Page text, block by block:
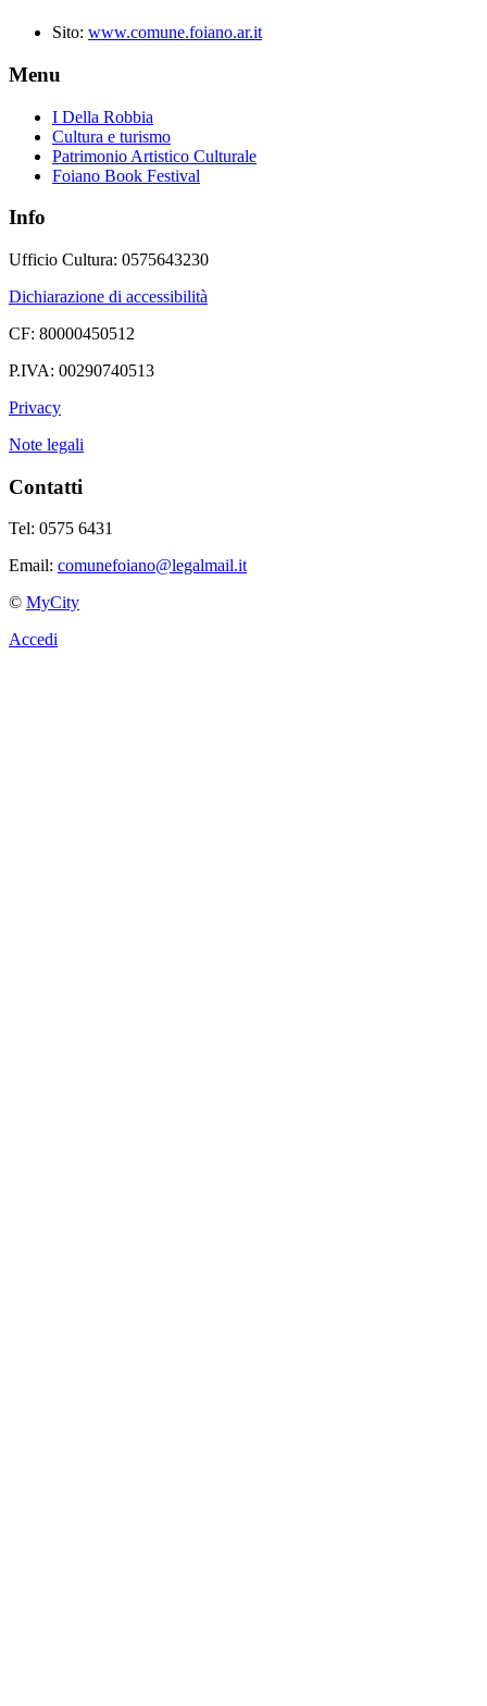
Sito: www.comune.foiano.ar.it
Menu
I Della Robbia
Cultura e turismo
Patrimonio Artistico Culturale
Foiano Book Festival
Info
Ufficio Cultura: 0575643230
Dichiarazione di accessibilità
CF: 80000450512
P.IVA: 00290740513
Privacy
Note legali
Contatti
Tel: 0575 6431
Email: comunefoiano@legalmail.it
© MyCity
Accedi